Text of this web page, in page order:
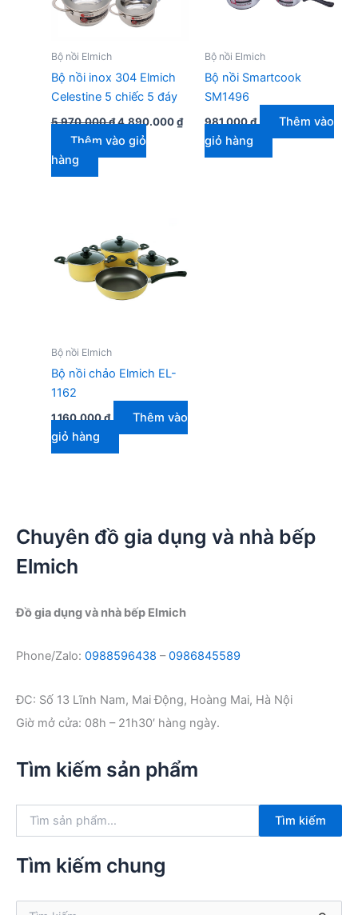
Bộ nồi Elmich
Bộ nồi inox 304 Elmich
Celestine 5 chiếc 5 đáy
5.970.000₫ Giá
là:
5.970.000 ₫.
4.890.000₫Giá
hiện
Thêm vào giỏ
hàng
Bộ nồi Elmich
Bộ nồi Smartcook
SM1496
981.000₫
Thêm vào
giỏ hàng
Bộ nồi Elmich
Bộ nồi chảo Elmich EL-
1162
1.160.000₫
Thêm vào
giỏ hàng
Chuyên đồ gia dụng và nhà bếp
Elmich
Đồ gia dụng và nhà bếp Elmich
Phone/Zalo: 0988596438 –0986845589
ĐC: Số 13 Lĩnh Nam, Mai Động, Hoàng Mai, Hà Nội
Giờ mở cửa: 08h – 21h30′ hàng ngày.
Tìm kiếm sản phẩm
k
Tìm kiếm
Tìm kiếm chung